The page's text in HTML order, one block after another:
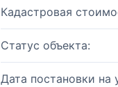
Кадастровая
Статус объекта:
Дата постановки на